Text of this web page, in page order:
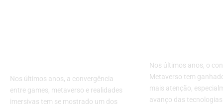
Nos últimos anos, a convergência
entre games, metaverso e realidades
imersivas tem se mostrado um dos
Nos últimos anos, o
Metaverso tem
mais atenção,
avanço das